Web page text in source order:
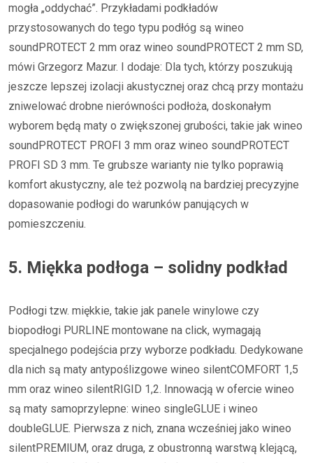
mogła „oddychać”. Przykładami podkładów
przystosowanych do tego typu podłóg są wineo
soundPROTECT 2 mm oraz wineo soundPROTECT 2 mm SD,
mówi Grzegorz Mazur. I dodaje: Dla tych, którzy poszukują
jeszcze lepszej izolacji akustycznej oraz chcą przy montażu
zniwelować drobne nierówności podłoża, doskonałym
wyborem będą maty o zwiększonej grubości, takie jak wineo
soundPROTECT PROFI 3 mm oraz wineo soundPROTECT
PROFI SD 3 mm. Te grubsze warianty nie tylko poprawią
komfort akustyczny, ale też pozwolą na bardziej precyzyjne
dopasowanie podłogi do warunków panujących w
pomieszczeniu.
5. Miękka podłoga – solidny podkład
Podłogi tzw. miękkie, takie jak panele winylowe czy
biopodłogi PURLINE montowane na click, wymagają
specjalnego podejścia przy wyborze podkładu. Dedykowane
dla nich są maty antypoślizgowe wineo silentCOMFORT 1,5
mm oraz wineo silentRIGID 1,2. Innowacją w ofercie wineo
są maty samoprzylepne: wineo singleGLUE i wineo
doubleGLUE. Pierwsza z nich, znana wcześniej jako wineo
silentPREMIUM, oraz druga, z obustronną warstwą klejącą,